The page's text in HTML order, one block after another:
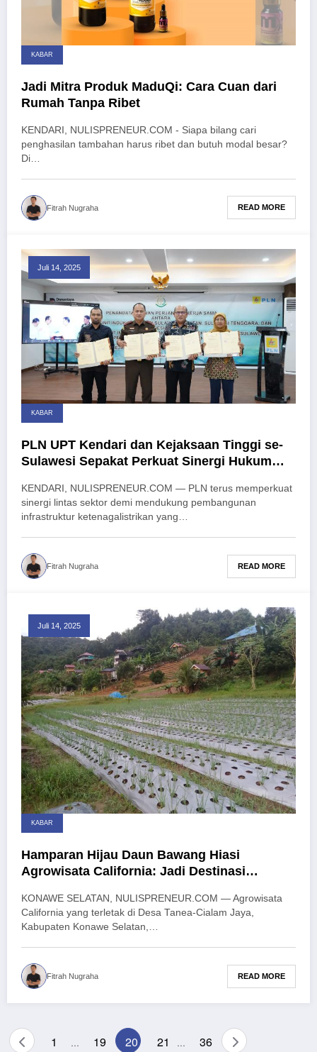
KABAR
Jadi Mitra Produk MaduQi: Cara Cuan dari
Rumah Tanpa Ribet
KENDARI, NULISPRENEUR.COM - Siapa bilang cari
penghasilan tambahan harus ribet dan butuh modal besar?
Di…
Fitrah Nugraha READ MORE
Juli 14, 2025
KABAR
PLN UPT Kendari dan Kejaksaan Tinggi se-
Sulawesi Sepakat Perkuat Sinergi Hukum
Listrik
KENDARI, NULISPRENEUR.COM — PLN terus memperkuat
sinergi lintas sektor demi mendukung pembangunan
infrastruktur ketenagalistrikan yang…
Fitrah Nugraha READ MORE
Juli 14, 2025
KABAR
Hamparan Hijau Daun Bawang Hiasi
Agrowisata California: Jadi Destinasi
KONAWE SELATAN, NULISPRENEUR.COM — Agrowisata
California yang terletak di Desa Tanea-Cialam Jaya,
Kabupaten Konawe Selatan,…
Fitrah Nugraha READ MORE
Paginasi
1 … 19 20 21 … 36